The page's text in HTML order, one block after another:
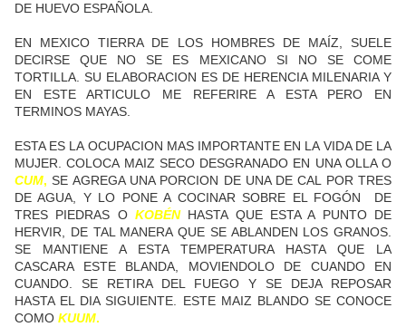
DE HUEVO ESPAÑOLA.
EN MEXICO TIERRA DE LOS HOMBRES DE MAÍZ, SUELE
DECIRSE QUE NO SE ES MEXICANO SI NO SE COME
TORTILLA. SU ELABORACION ES DE HERENCIA MILENARIA Y
EN ESTE ARTICULO ME REFERIRE A ESTA PERO EN
TERMINOS MAYAS.
ESTA ES LA OCUPACION MAS IMPORTANTE EN LA VIDA DE LA
MUJER. COLOCA MAIZ SECO DESGRANADO EN UNA OLLA O
CUM, SE AGREGA UNA PORCION DE UNA DE CAL POR TRES
DE AGUA, Y LO PONE A COCINAR SOBRE EL FOGÓN DE
TRES PIEDRAS O KOBÉNHASTA QUE ESTA A PUNTO DE
HERVIR, DE TAL MANERA QUE SE ABLANDEN LOS GRANOS.
SE MANTIENE A ESTA TEMPERATURA HASTA QUE LA
CASCARA ESTE BLANDA, MOVIENDOLO DE CUANDO EN
CUANDO. SE RETIRA DEL FUEGO Y SE DEJA REPOSAR
HASTA EL DIA SIGUIENTE. ESTE MAIZ BLANDO SE CONOCE
COMO KUUM.